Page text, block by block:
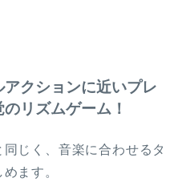
クションに近いプレ
リズムゲーム！
じく、音楽に合わせるタ
ます。